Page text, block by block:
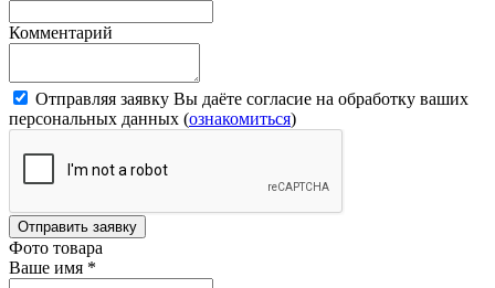
Комментарий
Отправляя заявку Вы даёте согласие на обработку ваших
персональных данных (ознакомиться)
Отправить заявку
Фото товара
Ваше имя *